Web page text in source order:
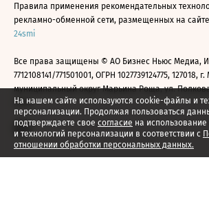
На нашем сайте используются cookie-файлы и
персонализации. Продолжая пользоваться
подтверждаете свое согласие на
и технологий персонализации в соответствии с
отношении обработки персональных данных.
Правила применения рекомендательных
рекламно-обменной сети, размещенных на
24smi
Все права защищены © АО Бизнес Ньюс Медиа,
7712108141/771501001, ОГРН 1027739124775, 127018,
муниципальный округ Марьина Роща, ул.
2026